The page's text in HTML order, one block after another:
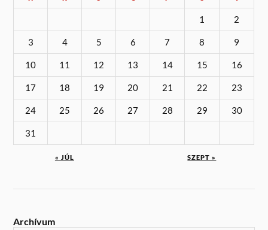
1 2
3 4 5 6 7 8 9
10 11 12 13 14 15 16
17 18 19 20 21 22 23
24 25 26 27 28 29 30
31
« JÚL SZEPT »
Archívum